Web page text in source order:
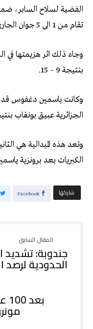
الفضية لسلاح السابر،
تقام من 1 الى 5 جوان الجاري بمدينة ابيدجان الايفوارية.
وجاء ذلك اثر هزيمتها في
بنتيجة 9 – 15.
وكانت ياسمين دغفوس قد
الجزائرية عبيق بونڨاب بنتيجة
وتعد هذه الميدالية هي
الكبريات بعد برونزية
‫‫ شاركها‬ Facebook
جندوبة: تشديد
الحدودية لرصد